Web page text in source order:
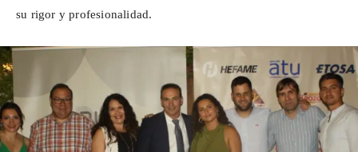
su rigor y profesionalidad.